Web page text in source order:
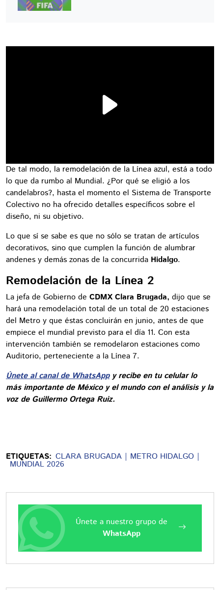
De tal modo, la remodelación de la Línea azul, está a todo
lo que da rumbo al Mundial. ¿Por qué se eligió a los
candelabros?, hasta el momento el Sistema de Transporte
Colectivo no ha ofrecido detalles específicos sobre el
diseño, ni su objetivo.
Lo que sí se sabe es que no sólo se tratan de artículos
decorativos, sino que cumplen la función de alumbrar
andenes y demás zonas de la concurrida Hidalgo.
Remodelación de la Línea 2
La jefa de Gobierno de CDMX Clara Brugada, dijo que se
hará una remodelación total de un total de 20 estaciones
del Metro y que éstas concluirán en junio, antes de que
empiece el mundial previsto para el día 11. Con esta
intervención también se remodelaron estaciones como
Auditorio, perteneciente a la Línea 7.
Únete al canal de WhatsAppy recibe en tu celular lo
más importante de México y el mundo con el análisis y la
voz de Guillermo Ortega Ruiz.
ETIQUETAS: CLARA BRUGADA METRO HIDALGO
MUNDIAL 2026
Únete a nuestro grupo de
WhatsApp